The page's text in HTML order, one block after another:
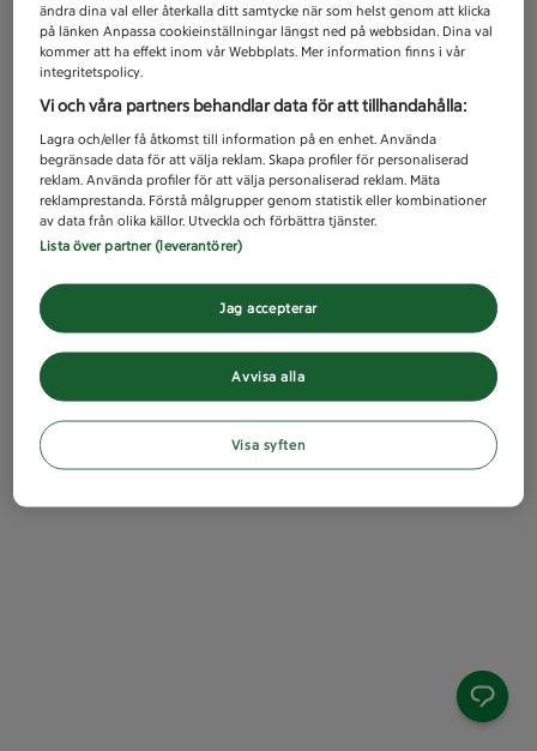
ändra dina val eller återkalla ditt samtycke när som helst genom att klicka
på länken Anpassa cookieinställningar längst ned på webbsidan. Dina val
kommer att ha effekt inom vår Webbplats. Mer information finns i vår
integritetspolicy.
Vi och våra partners behandlar data för att tillhandahålla:
Lagra och/eller få åtkomst till information på en enhet. Använda
begränsade data för att välja reklam. Skapa profiler för personaliserad
reklam. Använda profiler för att välja personaliserad reklam. Mäta
reklamprestanda. Förstå målgrupper genom statistik eller kombinationer
av data från olika källor. Utveckla och förbättra tjänster.
Lista över partner (leverantörer)
Avvisa alla
Jag accepterar
Visa syften